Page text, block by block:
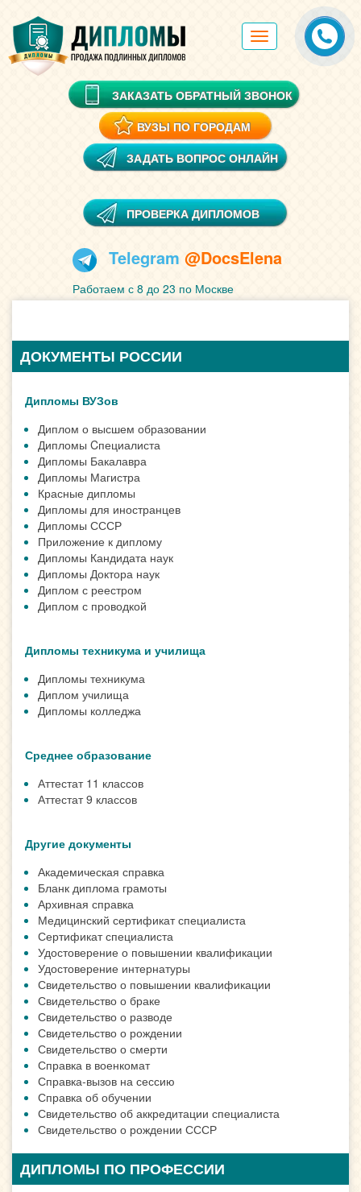
Toggle
navigation
ЗАКАЗАТЬ ОБРАТНЫЙ ЗВОНОК
ВУЗЫ ПО ГОРОДАМ
ЗАДАТЬ ВОПРОС ОНЛАЙН
ПРОВЕРКА ДИПЛОМОВ
Telegram @DocsElena
Работаем с 8 до 23 по Москве
ДОКУМЕНТЫ РОССИИ
Дипломы ВУЗов
Диплом о высшем образовании
Дипломы Cпециалиста
Дипломы Бакалавра
Дипломы Магистра
Красные дипломы
Дипломы для иностранцев
Дипломы СССР
Приложение к диплому
Дипломы Кандидата наук
Дипломы Доктора наук
Диплом с реестром
Диплом с проводкой
Дипломы техникума и училища
Дипломы техникума
Диплом училища
Дипломы колледжа
Среднее образование
Аттестат 11 классов
Аттестат 9 классов
Другие документы
Академическая справка
Бланк диплома грамоты
Архивная справка
Медицинский сертификат специалиста
Сертификат специалиста
Удостоверение о повышении квалификации
Удостоверение интернатуры
Свидетельство о повышении квалификации
Свидетельство о браке
Свидетельство о разводе
Свидетельство о рождении
Свидетельство о смерти
Справка в военкомат
Справка-вызов на сессию
Справка об обучении
Свидетельство об аккредитации специалиста
Свидетельство о рождении СССР
ДИПЛОМЫ ПО ПРОФЕССИИ